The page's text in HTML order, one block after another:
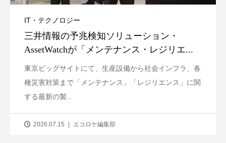
IT・テクノロジー
三井情報の予兆検知ソリューション・
AssetWatchが「メンテナンス・レジリエ...
東京ビッグサイトにて、生産設備から社会インフラ、各
種災害対策まで「メンテナンス」「レジリエンス」に関
する最新の製...
2026.07.15 エコロケ編集部